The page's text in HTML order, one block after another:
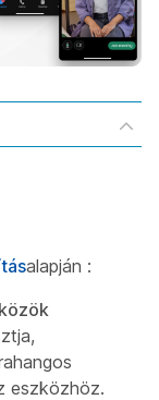
alapján :
eszközhöz.